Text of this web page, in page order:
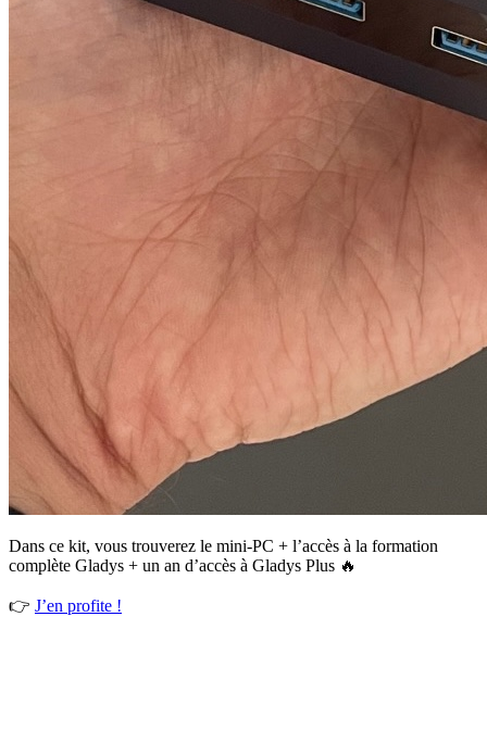
Dans ce kit, vous trouverez le mini-PC + l’accès à la formation
complète Gladys + un an d’accès à Gladys Plus 🔥
👉 J’en profite !